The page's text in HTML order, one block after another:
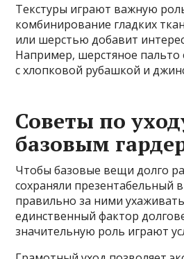
Текстуры играют важную
комбинирование гладких
или шерстью добавит интерес
Например, шерстяное пальто
с хлопковой рубашкой и
Советы по
базовым
Чтобы базовые вещи долго
сохраняли презентабельный
правильно за ними
единственный фактор
значительную роль играют